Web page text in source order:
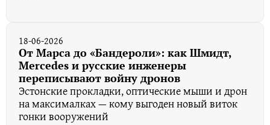
18-06-2026
От Марса до «Бандероли»: как Шмидт,
Mercedes и русские инженеры
переписывают войну дронов
Эстонские прокладки, оптические мыши и дрон
на максималках — кому выгоден новый виток
гонки вооружений